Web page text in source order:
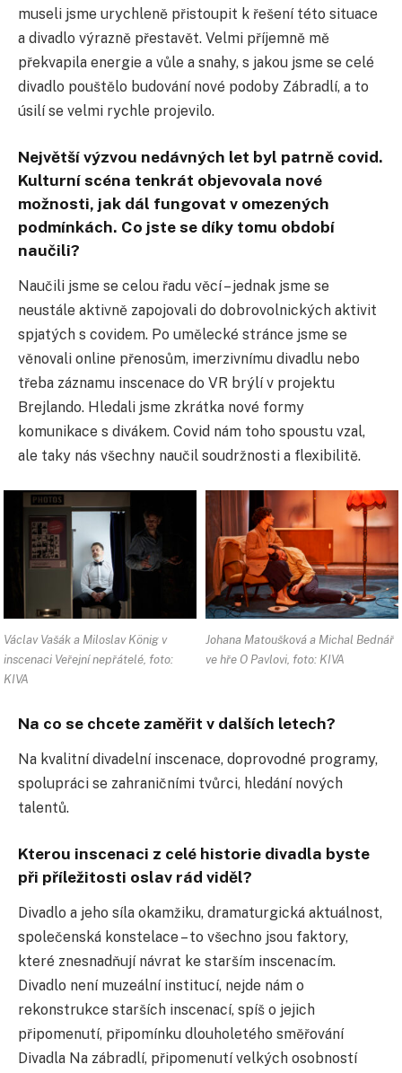
museli jsme urychleně přistoupit k řešení této situace
a divadlo výrazně přestavět. Velmi příjemně mě
překvapila energie a vůle a snahy, s jakou jsme se celé
divadlo pouštělo budování nové podoby Zábradlí, a to
úsilí se velmi rychle projevilo.
Největší výzvou nedávných let byl patrně covid.
Kulturní scéna tenkrát objevovala nové
možnosti, jak dál fungovat v omezených
podmínkách. Co jste se díky tomu období
naučili?
Naučili jsme se celou řadu věcí – jednak jsme se
neustále aktivně zapojovali do dobrovolnických aktivit
spjatých s covidem. Po umělecké stránce jsme se
věnovali online přenosům, imerzivnímu divadlu nebo
třeba záznamu inscenace do VR brýlí v projektu
Brejlando. Hledali jsme zkrátka nové formy
komunikace s divákem. Covid nám toho spoustu vzal,
ale taky nás všechny naučil soudržnosti a flexibilitě.
Václav Vašák a Miloslav König v
inscenaci Veřejní nepřátelé, foto:
KIVA
Johana Matoušková a Michal Bednář
ve hře O Pavlovi, foto: KIVA
Na co se chcete zaměřit v dalších letech?
Na kvalitní divadelní inscenace, doprovodné programy,
spolupráci se zahraničními tvůrci, hledání nových
talentů.
Kterou inscenaci z celé historie divadla byste
při příležitosti oslav rád viděl?
Divadlo a jeho síla okamžiku, dramaturgická aktuálnost,
společenská konstelace – to všechno jsou faktory,
které znesnadňují návrat ke starším inscenacím.
Divadlo není muzeální institucí, nejde nám o
rekonstrukce starších inscenací, spíš o jejich
připomenutí, připomínku dlouholetého směřování
Divadla Na zábradlí, připomenutí velkých osobností